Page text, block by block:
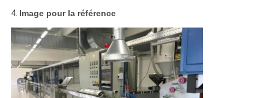
4. Image pour la référence